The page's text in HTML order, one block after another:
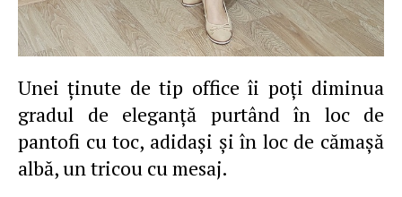
Unei ţinute de tip office îi poţi diminua
gradul de eleganţă purtând în loc de
pantofi cu toc, adidaşi şi în loc de cămaşă
albă, un tricou cu mesaj.